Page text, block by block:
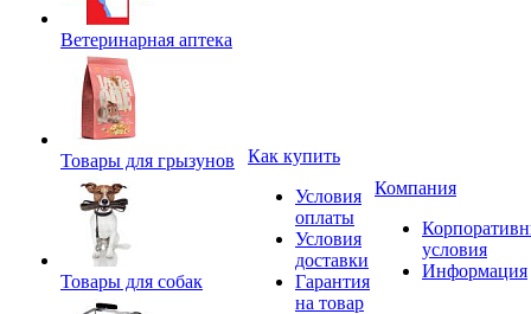
Ветеринарная аптека
Товары для грызунов
Товары для собак
Как купить
Условия
оплаты
Условия
доставки
Гарантия
на товар
Компания
условия
Информация